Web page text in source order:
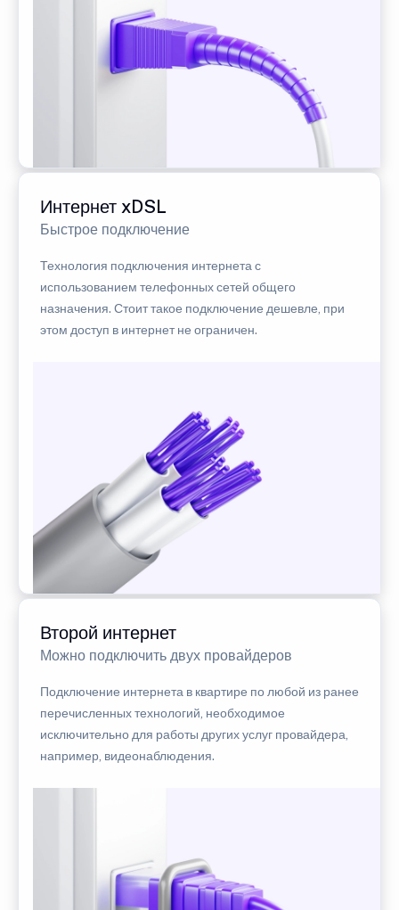
Интернет xDSL
Быстрое подключение
Технология подключения интернета с
использованием телефонных сетей общего
назначения. Стоит такое подключение дешевле, при
этом доступ в интернет не ограничен.
Второй интернет
Можно подключить двух провайдеров
Подключение интернета в квартире по любой из ранее
перечисленных технологий, необходимое
исключительно для работы других услуг провайдера,
например, видеонаблюдения.